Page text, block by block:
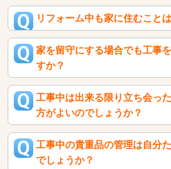
リフォーム中も家に住むこと
家を留守にする場合でも工事
すか？
工事中は出来る限り立ち会っ
方がよいのでしょうか？
工事中の貴重品の管理は自分
でしょうか？